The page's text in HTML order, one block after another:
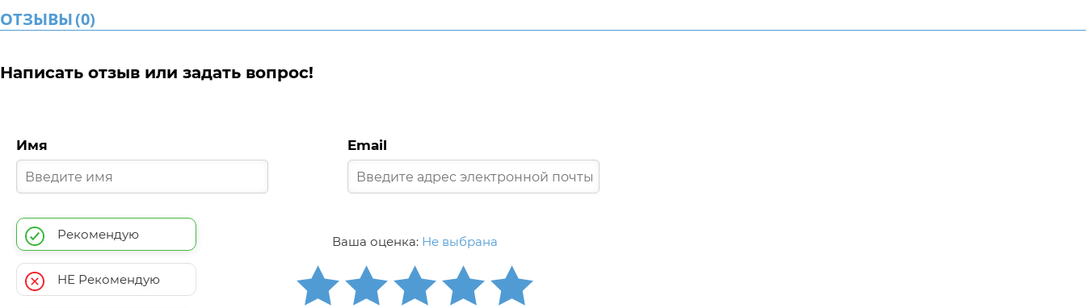
ОТЗЫВЫ(0)
Написать отзыв или задать вопрос!
Имя Email
Рекомендую
НЕ Рекомендую
Ваша оценка: Не выбрана